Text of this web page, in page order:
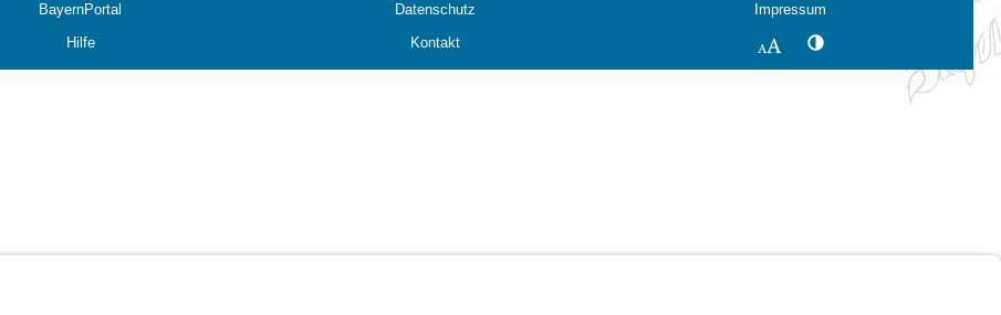
BayernPortal Datenschutz
Impressum
Hilfe Kontakt SchriftgrößeKontrastwechsel